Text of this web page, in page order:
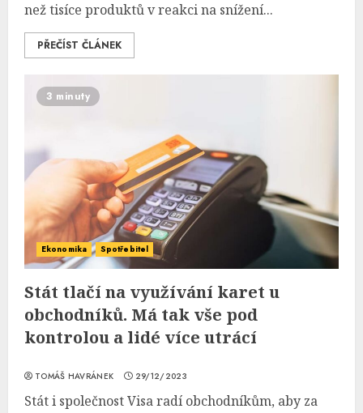
než tisíce produktů v reakci na snížení...
PŘEČÍST ČLÁNEK
3 minuty
Ekonomika Spotřebitel
Stát tlačí na využívání karet u
obchodníků. Má tak vše pod
kontrolou a lidé více utrácí
TOMÁŠ HAVRÁNEK 29/12/2023
Stát i společnost Visa radí obchodníkům, aby za